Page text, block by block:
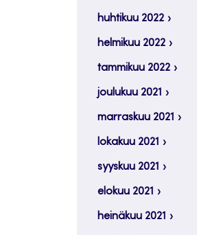
huhtikuu 2022
helmikuu 2022
tammikuu 2022
joulukuu 2021
marraskuu 2021
lokakuu 2021
syyskuu 2021
elokuu 2021
heinäkuu 2021